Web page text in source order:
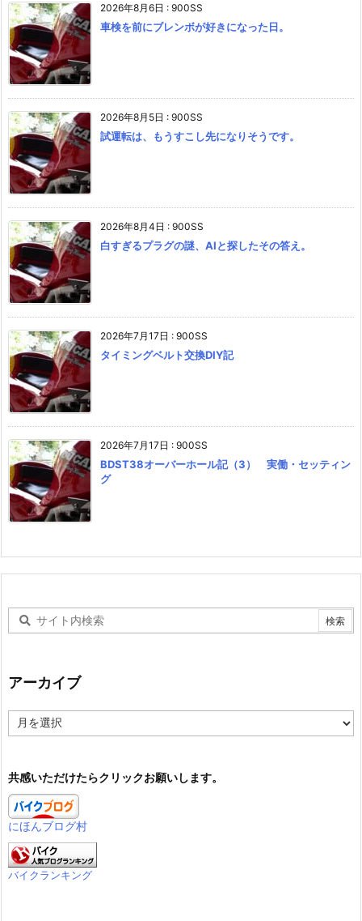
2026年8月6日 : 900SS
車検を前にブレンボが好きになった日。
2026年8月5日 : 900SS
試運転は、もうすこし先になりそうです。
2026年8月4日 : 900SS
白すぎるプラグの謎、AIと探したその答え。
2026年7月17日 : 900SS
タイミングベルト交換DIY記
2026年7月17日 : 900SS
BDST38オーバーホール記（3） 実働・セッティン
グ
アーカイブ
ー
ブ
共感いただけたらクリックお願いします。
にほんブログ村
バイクランキング